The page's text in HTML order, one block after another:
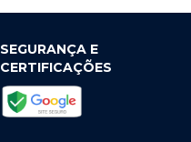
SEGURANÇA E
CERTIFICAÇÕES